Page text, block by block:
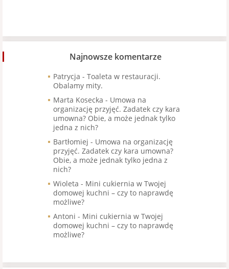
Najnowsze komentarze
Patrycja - Toaleta w restauracji.
Obalamy mity.
Marta Kosecka - Umowa na
organizację przyjęć. Zadatek czy kara
umowna? Obie, a może jednak tylko
jedna z nich?
Bartłomiej - Umowa na organizację
przyjęć. Zadatek czy kara umowna?
Obie, a może jednak tylko jedna z
nich?
Wioleta - Mini cukiernia w Twojej
domowej kuchni – czy to naprawdę
możliwe?
Antoni - Mini cukiernia w Twojej
domowej kuchni – czy to naprawdę
możliwe?